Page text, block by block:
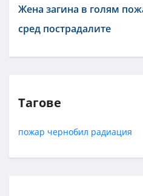
Жена загина в голям
сред пострадалите
Тагове
пожар чернобил радиация